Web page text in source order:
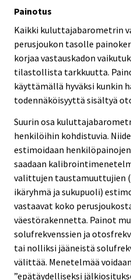
Painotus
Kaikki kuluttajabarometrin
perusjoukon tasolle
korjaa vastauskadon
tilastollista tarkkuutta.
käyttämällä hyväksi kunkin
todennäköisyyttä sisältyä
Suurin osa
henkilöihin kohdistuvia.
estimoidaan
saadaan
valittujen taustamuuttujien
ikäryhmä ja sukupuoli)
vastaavat koko
väestörakennetta. Painot
solufrekvenssien ja
tai nolliksi jääneistä
välittää. Menetelmää
”epätäydelliseksi